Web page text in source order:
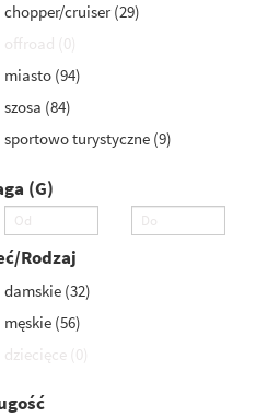
chopper/cruiser(29)
offroad 0)
miasto (94)
szosa (84)
sportowo turystyczne (9)
(g)
Rodzaj
damskie (32)
męskie (56)
dziecięce 0)